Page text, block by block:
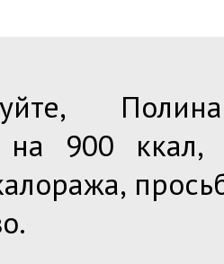
на 900 ккал,